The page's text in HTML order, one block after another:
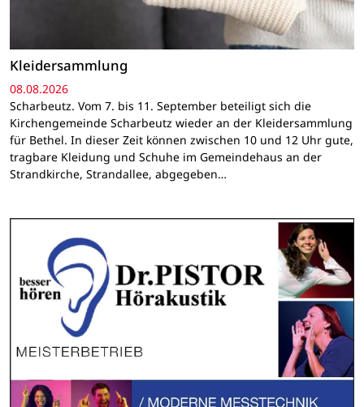
Kleidersammlung
08.08.2026
Scharbeutz. Vom 7. bis 11. September beteiligt sich die
Kirchengemeinde Scharbeutz wieder an der Kleidersammlung
für Bethel. In dieser Zeit können zwischen 10 und 12 Uhr gute,
tragbare Kleidung und Schuhe im Gemeindehaus an der
Strandkirche, Strandallee, abgegeben…